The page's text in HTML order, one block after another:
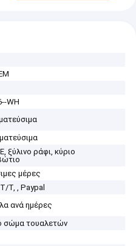
WH
ξύλινο ράφι, κύριο
μέρες
T, , Paypal
ανά ημέρες
σώμα τουαλετών